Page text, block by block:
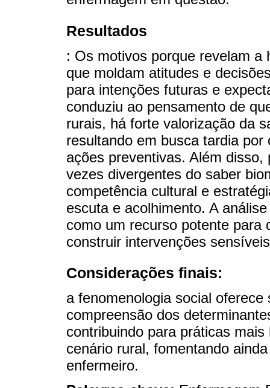
Resultados
: Os motivos porque revelam a
que moldam atitudes e
para intenções futuras e
conduziu ao pensamento de
rurais, há forte valorização da
resultando em busca tardia
ações preventivas. Além
vezes divergentes do saber
competência cultural e
escuta e acolhimento. A
como um recurso potente para
construir intervenções
Considerações finais:
a fenomenologia social
compreensão dos
contribuindo para práticas
cenário rural, fomentando
enfermeiro.